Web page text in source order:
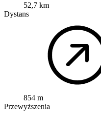
52,7 km
Dystans
854 m
Przewyższenia